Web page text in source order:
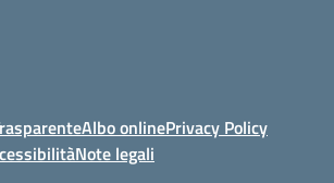
Albo onlinePrivacy Policy
Note legali